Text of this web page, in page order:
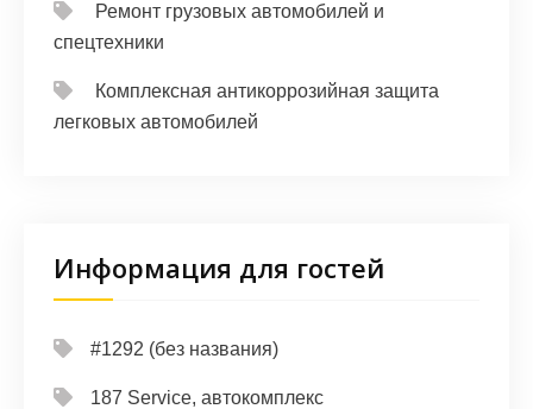
Ремонт грузовых автомобилей и
спецтехники
Комплексная антикоррозийная защита
легковых автомобилей
Информация для гостей
#1292 (без названия)
187 Service, автокомплекс